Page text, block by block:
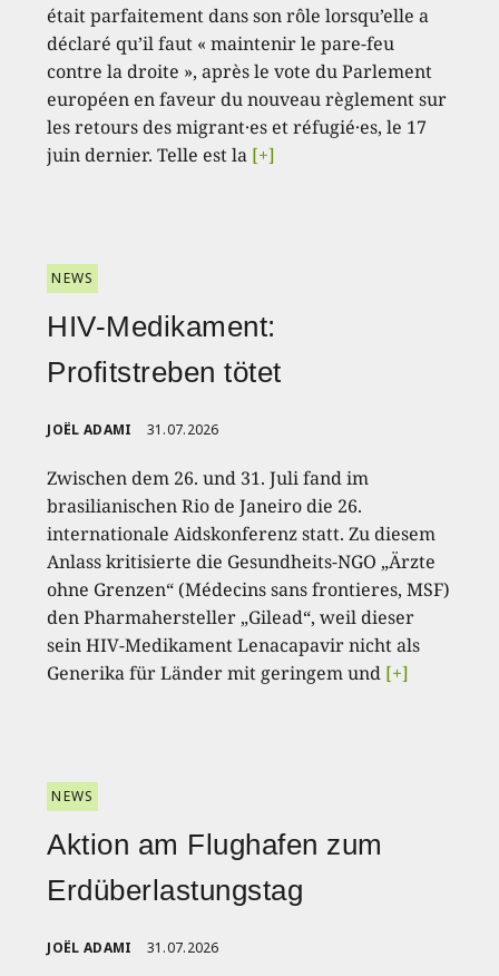
était parfaitement dans son rôle lorsqu’elle a
déclaré qu’il faut « maintenir le pare-feu
contre la droite », après le vote du Parlement
européen en faveur du nouveau règlement sur
les retours des migrant·es et réfugié·es, le 17
juin dernier. Telle est la [+]
NEWS
HIV-Medikament:
Profitstreben tötet
JOËL ADAMI 31.07.2026
Zwischen dem 26. und 31. Juli fand im
brasilianischen Rio de Janeiro die 26.
internationale Aidskonferenz statt. Zu diesem
Anlass kritisierte die Gesundheits-NGO „Ärzte
ohne Grenzen“ (Médecins sans frontieres, MSF)
den Pharmahersteller „Gilead“, weil dieser
sein HIV-Medikament Lenacapavir nicht als
Generika für Länder mit geringem und [+]
NEWS
Aktion am Flughafen zum
Erdüberlastungstag
JOËL ADAMI 31.07.2026